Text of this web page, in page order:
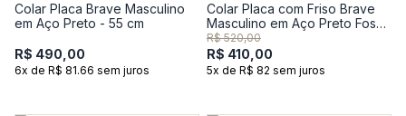
Colar Placa Brave Masculino
em Aço Preto - 55 cm
R$ 490,00
6x de R$ 81.66 sem juros
Colar Placa com Friso Brave
Masculino em Aço Preto Fosco
- 60 cm
R$ 520,00
R$ 410,00
5x de R$ 82 sem juros